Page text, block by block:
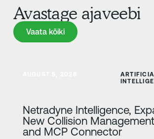
Avastage ajaveebi
Vaata kõiki
Vaata kõiki
Netradyne Intelligence,
New Collision
and MCP Connector